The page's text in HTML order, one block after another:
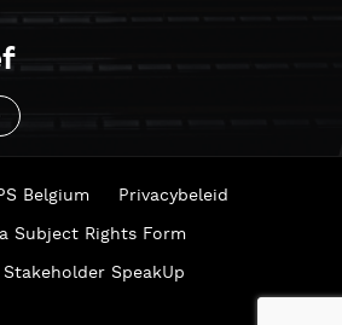
Belgium
Privacybeleid
Subject Rights Form
Stakeholder SpeakUp